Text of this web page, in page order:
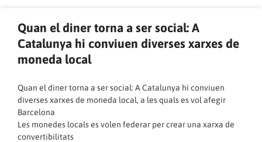
Quan el diner torna a ser social: A
Catalunya hi conviuen diverses xarxes de
moneda local
Quan el diner torna a ser social: A Catalunya hi conviuen
diverses xarxes de moneda local, a les quals es vol afegir
Barcelona
Les monedes locals es volen federar per crear una xarxa de
convertibilitats